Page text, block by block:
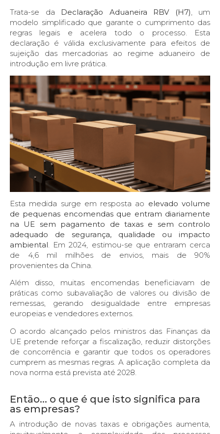
Trata-se da Declaração Aduaneira RBV (H7) , um
modelo simplificado que garante o cumprimento das
regras legais e acelera todo o processo. Esta
declaração é válida exclusivamente para efeitos de
sujeição das mercadorias ao regime aduaneiro de
introdução em livre prática.
Esta medida surge em resposta ao elevado volume
de pequenas encomendas que entram diariamente
na UE sem pagamento de taxas e sem controlo
adequado de segurança, qualidade ou impacto
ambiental. Em 2024, estimou-se que entraram cerca
de 4,6 mil milhões de envios, mais de 90%
provenientes da China.
Além disso, muitas encomendas beneficiavam de
práticas como subavaliação de valores ou divisão de
remessas, gerando desigualdade entre empresas
europeias e vendedores externos.
O acordo alcançado pelos ministros das Finanças da
UE pretende reforçar a fiscalização, reduzir distorções
de concorrência e garantir que todos os operadores
cumprem as mesmas regras. A aplicação completa da
nova norma está prevista até 2028.
Então... o que é que isto significa para
as empresas?
A introdução de novas taxas e obrigações aumenta,